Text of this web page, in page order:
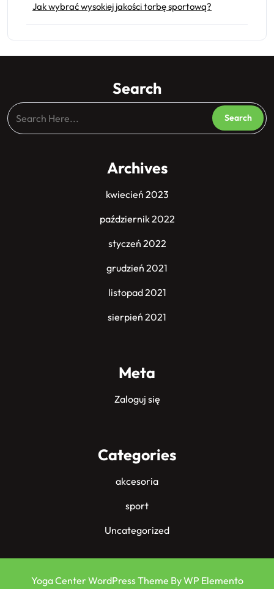
Jak wybrać wysokiej jakości torbę sportową?
Search
Archives
kwiecień 2023
październik 2022
styczeń 2022
grudzień 2021
listopad 2021
sierpień 2021
Meta
Zaloguj się
Categories
akcesoria
sport
Uncategorized
Yoga Center WordPress Theme By WP Elemento